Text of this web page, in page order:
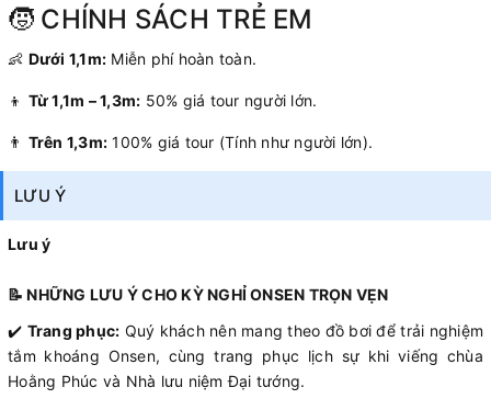
🧒 CHÍNH SÁCH TRẺ EM
👶 Dưới 1,1m: Miễn phí hoàn toàn.
👦 Từ 1,1m – 1,3m: 50% giá tour người lớn.
👨 Trên 1,3m: 100% giá tour (Tính như người lớn).
LƯU Ý
Lưu ý
📝 NHỮNG LƯU Ý CHO KỲ NGHỈ ONSEN TRỌN VẸN
✔️ Trang phục: Quý khách nên mang theo đồ bơi để trải nghiệm
tắm khoáng Onsen, cùng trang phục lịch sự khi viếng chùa
Hoằng Phúc và Nhà lưu niệm Đại tướng.